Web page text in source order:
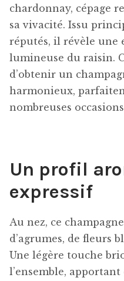
chardonnay, cépage
sa vivacité. Issu
réputés, il révèle une
lumineuse du raisin.
d’obtenir un
harmonieux,
nombreuses
Un profil
expressif
Au nez, ce
d’agrumes, de fleurs
Une légère touche
l’ensemble,